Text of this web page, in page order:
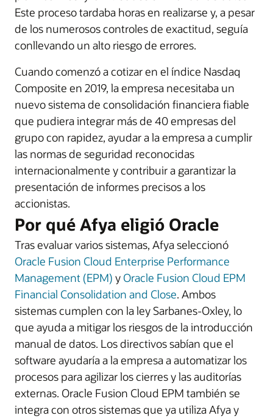
Este proceso tardaba horas en realizarse y, a pesar
de los numerosos controles de exactitud, seguía
conllevando un alto riesgo de errores.
Cuando comenzó a cotizar en el índice Nasdaq
Composite en 2019, la empresa necesitaba un
nuevo sistema de consolidación financiera fiable
que pudiera integrar más de 40 empresas del
grupo con rapidez, ayudar a la empresa a cumplir
las normas de seguridad reconocidas
internacionalmente y contribuir a garantizar la
presentación de informes precisos a los
accionistas.
Por qué Afya eligió Oracle
Tras evaluar varios sistemas, Afya seleccionó
Oracle Fusion Cloud Enterprise Performance
Management (EPM) y Oracle Fusion Cloud EPM
Financial Consolidation and Close. Ambos
sistemas cumplen con la ley Sarbanes-Oxley, lo
que ayuda a mitigar los riesgos de la introducción
manual de datos. Los directivos sabían que el
software ayudaría a la empresa a automatizar los
procesos para agilizar los cierres y las auditorías
externas. Oracle Fusion Cloud EPM también se
integra con otros sistemas que ya utiliza Afya y